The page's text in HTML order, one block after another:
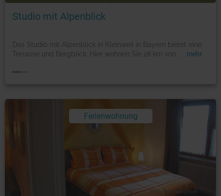
Studio mit Alpenblick
Das Studio mit Alpenblick in Kleinweil in Bayern bietet eine
Terrasse und Bergblick. Hier wohnen Sie 28 km von
mehr
Ferienwohnung
Foto: © booking.com